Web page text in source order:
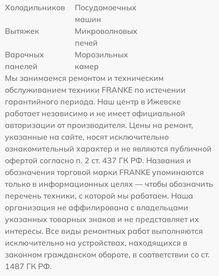
Холодильников
Посудомоечных
машин
Вытяжек
Микроволновых
печей
Варочных
панелей
Морозильных
камер
Мы занимаемся ремонтом и техническим
обслуживанием техники FRANKE по истечении
гарантийного периода. Наш центр в Ижевске
работает независимо и не имеет официальной
авторизации от производителя. Цены на ремонт,
указанные на сайте, носят исключительно
ознакомительный характер и не являются публичной
офертой согласно п. 2 ст. 437 ГК РФ. Названия и
обозначения торговой марки FRANKE упоминаются
только в информационных целях — чтобы обозначить
перечень техники, с которой мы работаем. Наша
организация не аффилирована с владельцами
указанных товарных знаков и не представляет их
интересы. Все виды ремонтных работ выполняются
исключительно на устройствах, находящихся в
законном гражданском обороте, в соответствии со ст.
1487 ГК РФ.